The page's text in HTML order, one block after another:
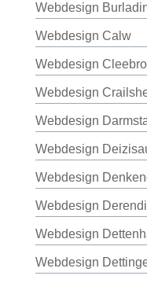
Webdesign
Webdesign Calw
Webdesign
Webdesign
Webdesign
Webdesign
Webdesign
Webdesign
Webdesign
Webdesign